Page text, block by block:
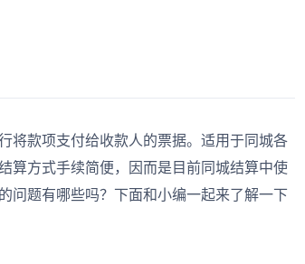
款项支付给收款人的票据。适用于同城各
算方式手续简便，因而是目前同城结算中使
问题有哪些吗？下面和小编一起来了解一下